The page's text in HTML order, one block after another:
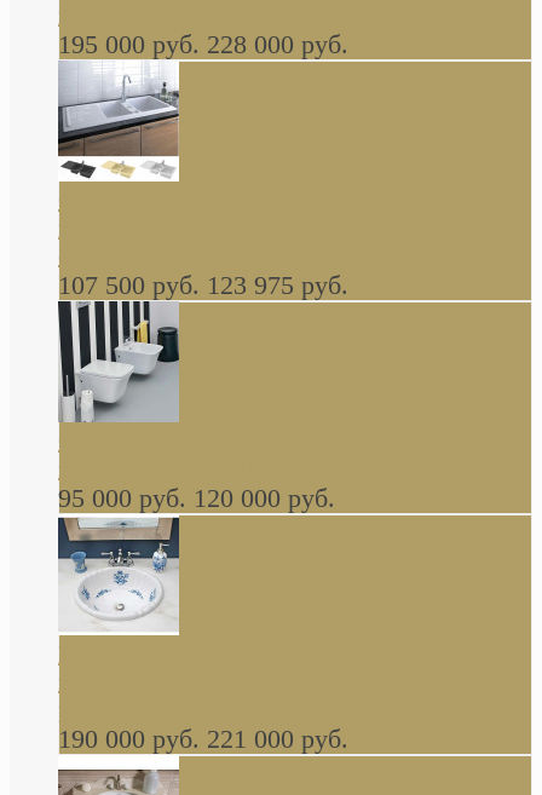
глянцевая платина В НАЛИЧИИ
195 000 руб. 228 000 руб.
керамическая мойка 1160 x 510 мм белая,
серая, черная, бежевая В НАЛИЧИИ
107 500 руб. 123 975 руб.
навесное КОМПЛЕКТ
95 000 руб. 120 000 руб.
Decorated Bathroom раковина овальная
встраиваемая для ванной с рисунком синяя
роза В НАЛИЧИИ
190 000 руб. 221 000 руб.